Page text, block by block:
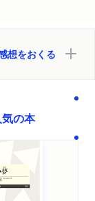
想をおくる
気の本